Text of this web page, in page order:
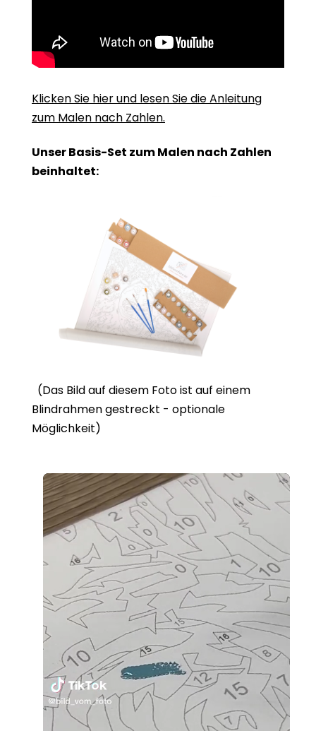
Klicken Sie hier und lesen Sie die Anleitung
zum Malen nach Zahlen.
Unser Basis-Set zum Malen nach Zahlen
beinhaltet:
(Das Bild auf diesem Foto ist auf einem
Blindrahmen gestreckt - optionale
Möglichkeit)